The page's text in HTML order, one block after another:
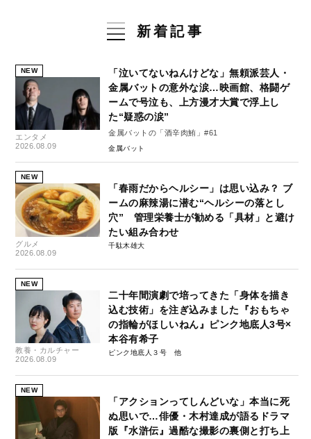
新着記事
NEW
エンタメ
2026.08.09
「泣いてないねんけどな」無頼派芸人・
金属バットの意外な涙…映画館、格闘ゲ
ームで号泣も、上方漫才大賞で浮上し
た“疑惑の涙”
金属バットの「酒辛肉鮪」#61
金属バット
NEW
グルメ
2026.08.09
「春雨だからヘルシー」は思い込み？ ブ
ームの麻辣湯に潜む“ヘルシーの落とし
穴” 管理栄養士が勧める「具材」と避け
たい組み合わせ
千駄木雄大
NEW
教養・カルチャー
2026.08.09
二十年間演劇で培ってきた「身体を描き
込む技術」を注ぎ込みました『おもちゃ
の指輪がほしいねん』ピンク地底人3号×
本谷有希子
ピンク地底人３号
NEW
「アクションってしんどいな」本当に死
ぬ思いで…俳優・木村達成が語るドラマ
版『水滸伝』過酷な撮影の裏側と打ち上